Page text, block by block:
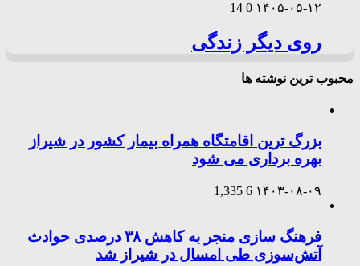
۱۴۰۵-۰۵-۱۲ 0
14
روی دیگر زندگی
محبوب ترین نوشته ها
بزرگ ترین اقامتگاه همراه بیمار کشور در شیراز
بهره برداری می شود
۱۴۰۳-۰۸-۰۹ 6
1,335
فرهنگ سازی منجر به کاهش ۳۸ درصدی حوادث
آتش‌سوزی طی امسال در شیراز شد